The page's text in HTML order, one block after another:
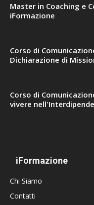
Master in Coaching e
iFormazione
Corso di
Dichiarazione di
Corso di
vivere
iFormazione
Chi Siamo
Contatti